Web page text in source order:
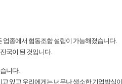
업종에서 협동조합 설립이 가능해졌습니다.
국이 된 것입니다.
니다.
있고 우리에게는 너무나 생소한 기업방식